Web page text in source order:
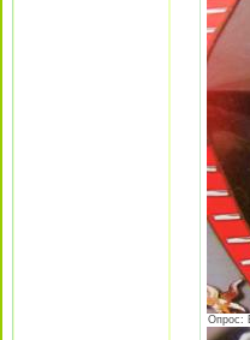
Опрос: